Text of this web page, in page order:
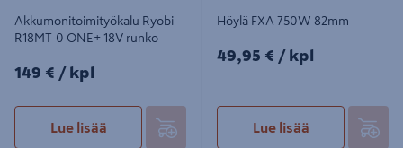
Akkumonitoimityökalu Ryobi
R18MT-0 ONE+ 18V runko
149€/kpl
149 € / kpl
Lue lisää
Höylä FXA 750W 82mm
49,95€/kpl
49,95 € / kpl
Lue lisää